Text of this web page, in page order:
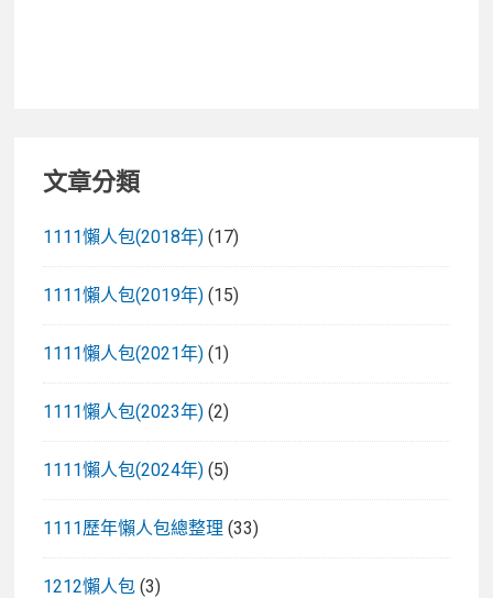
文章分類
1111懶人包(2018年) (17)
1111懶人包(2019年) (15)
1111懶人包(2021年) (1)
1111懶人包(2023年) (2)
1111懶人包(2024年) (5)
1111歷年懶人包總整理 (33)
1212懶人包 (3)